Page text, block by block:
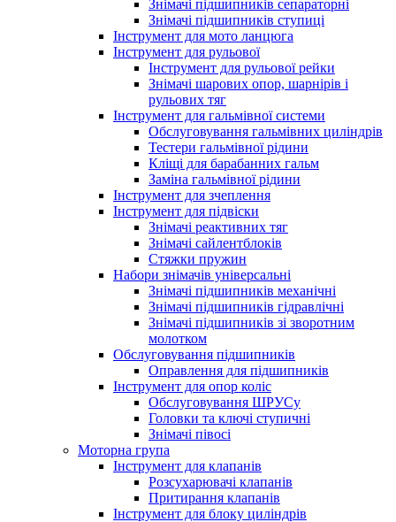
Знімачі підшипників сепараторні
Знімачі підшипників ступиці
Інструмент для мото ланцюга
Інструмент для рульової
Інструмент для рульової рейки
Знімачі шарових опор, шарнірів і
рульових тяг
Інструмент для гальмівної системи
Обслуговування гальмівних циліндрів
Тестери гальмівної рідини
Кліщі для барабанних гальм
Заміна гальмівної рідини
Інструмент для зчеплення
Інструмент для підвіски
Знімачі реактивних тяг
Знімачі сайлентблоків
Стяжки пружин
Набори знімачів універсальні
Знімачі підшипників механічні
Знімачі підшипників гідравлічні
Знімачі підшипників зі зворотним
молотком
Обслуговування підшипників
Оправлення для підшипників
Інструмент для опор коліс
Обслуговування ШРУСу
Головки та ключі ступичні
Знімачі півосі
Моторна група
Інструмент для клапанів
Розсухарювачі клапанів
Притирання клапанів
Інструмент для блоку циліндрів